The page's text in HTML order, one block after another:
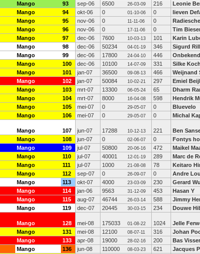
Mango 93 sep-06 6500 26-03-09 216 Leonie
Mango 94 okt-06 0 01-10-06 0 lieven
Mango 95 nov-06 0 11-11-06 0
Mango 96 nov-06 0 17-11-06 0 Tim
Mango 97 dec-06 7600 10-03-13 101 Karin
Mango 98 dec-06 50234 04-01-19 346 Sigurd
Mango 99 dec-06 17800 24-04-10 446
Onbekend
Mango 100 dec-06 10100 14-07-09 331 Silke Koch
Mango 101 jan-07 36500 09-08-13 466 Weijnand
Mango 102 jan-07 50084 10-02-21 297 Emiel
Mango 103 mrt-07 13300 06-05-24 65 Dharm
Mango 104 mrt-07 8000 16-04-08 598 Hendrik
Mango 105 mei-07 0 29-05-07 0 Bluevelo
Mango 106 mei-07 0 29-05-07 0 Michal
Mango 107 jun-07 17288 10-12-13 221 Ben
Mango 108 jun-07 0 02-06-07 0 Fontys
Mango 109 jul-07 50800 20-06-16 472
Maikel
Mango 110 jul-07 40001 12-01-19 289 Marc de
Mango 111 jul-07 1000 21-08-08 78 Keitaro
Mango 112 sep-07 0 26-09-07 0 Andre
Mango 113 okt-07 4000 23-03-09 230 Gerard
Mango 114 jan-06 9563 31-12-09 453 Hasan Y
Mango 115 aug-07 46744 26-03-14 588 Jimmy
Mango 119 dec-07 20445 30-03-15 234 Douwe
Mango 128 mei-08 175033 01-08-22 1024 Jelle
Mango 131 mei-08 12100 08-07-11 316 Johan
Mango 133 apr-08 19000 28-02-16 200 Bas
Mango 136 jun-08 110000 08-03-23 621 Jacques